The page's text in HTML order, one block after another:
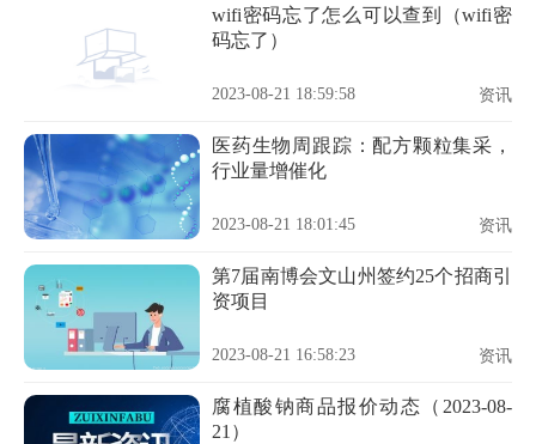
wifi密码忘了怎么可以查到（wifi密
码忘了）
2023-08-21 18:59:58 资讯
医药生物周跟踪：配方颗粒集采，
行业量增催化
2023-08-21 18:01:45 资讯
第7届南博会文山州签约25个招商引
资项目
2023-08-21 16:58:23 资讯
腐植酸钠商品报价动态（2023-08-
21）